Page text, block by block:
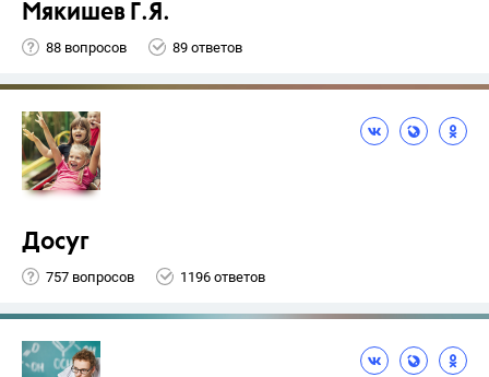
Мякишев Г.Я.
88 вопросов 89 ответов
Досуг
757 вопросов 1196 ответов